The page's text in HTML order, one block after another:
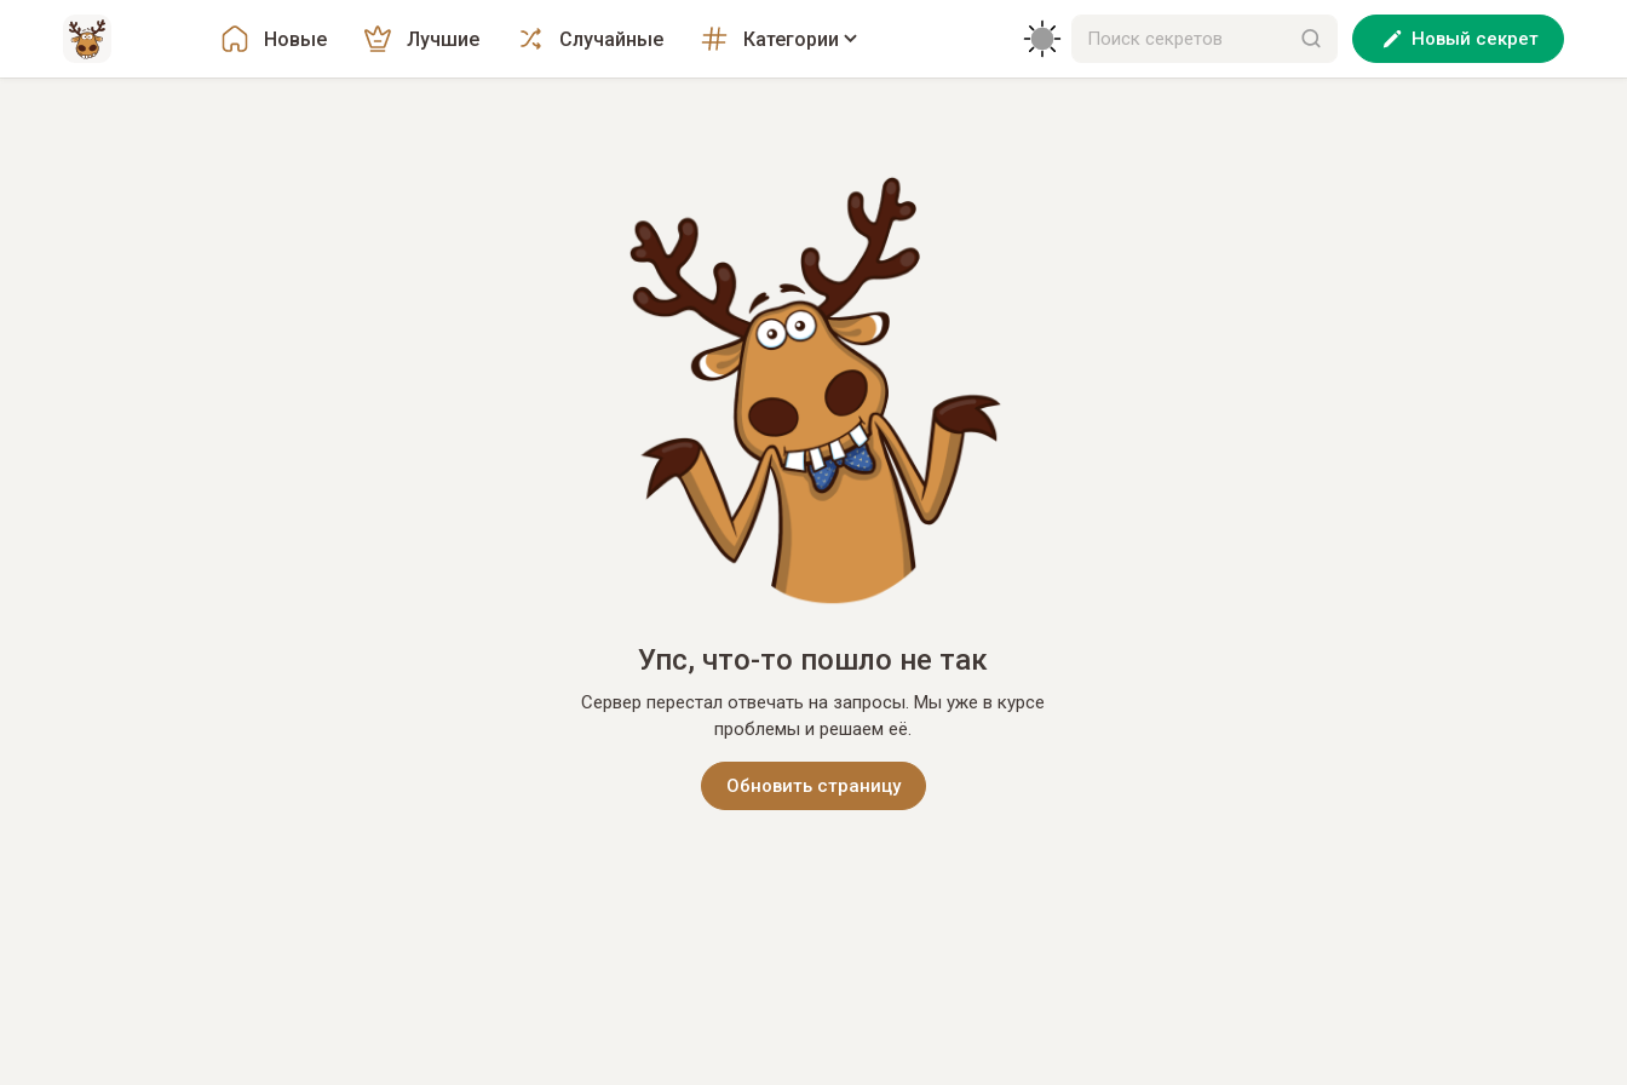
Новые Лучшие Случайные Категории Новый секрет
Упс, что-то пошло не так
Сервер перестал отвечать на запросы. Мы уже в курсе
проблемы и решаем её.
Обновить страницу